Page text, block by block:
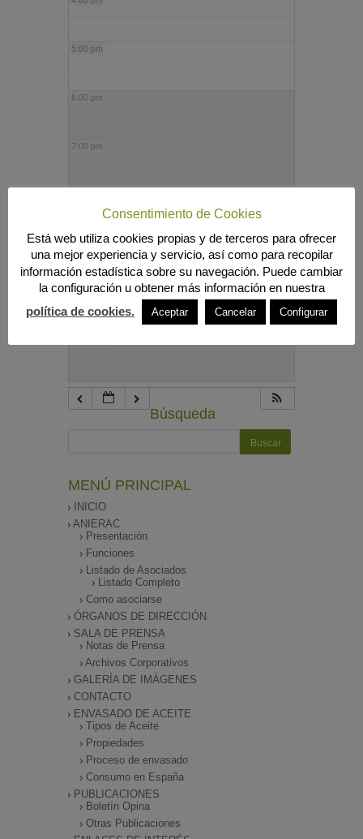
5:00 pm
6:00 pm
7:00 pm
9:00 pm
10:00 pm
Búsqueda
MENÚ PRINCIPAL
INICIO
ANIERAC
Presentación
Funciones
Listado de Asociados
Listado Completo
Como asociarse
ÓRGANOS DE DIRECCIÓN
SALA DE PRENSA
Notas de Prensa
Archivos Corporativos
GALERÍA DE IMÁGENES
CONTACTO
ENVASADO DE ACEITE
Tipos de Aceite
Propiedades
Proceso de envasado
Consumo en España
PUBLICACIONES
Boletín Opina
Otras Publicaciones
Consentimiento de Cookies
Está web utiliza cookies propias y de terceros para ofrecer
una mejor experiencia y servicio, así como para recopilar
información estadística sobre su navegación. Puede cambiar
la configuración u obtener más información en nuestra
política de cookies.
Aceptar Cancelar Configurar